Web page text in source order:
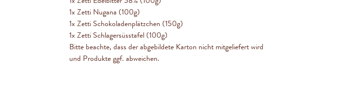
1x Zetti Nugana (100g)
1x Zetti Schokoladenplätzchen (150g)
1x Zetti Schlagersüsstafel (100g)
Bitte beachte, dass der abgebildete Karton nicht mitgeliefert wird
und Produkte ggf. abweichen.